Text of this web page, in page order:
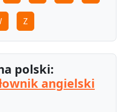
Z
polski:
angielski